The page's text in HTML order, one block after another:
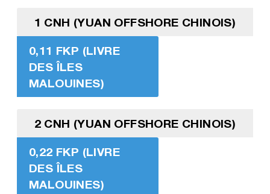
1 CNH (YUAN OFFSHORE CHINOIS)
0,11 FKP (LIVRE
DES ÎLES
MALOUINES)
2 CNH (YUAN OFFSHORE CHINOIS)
0,22 FKP (LIVRE
DES ÎLES
MALOUINES)